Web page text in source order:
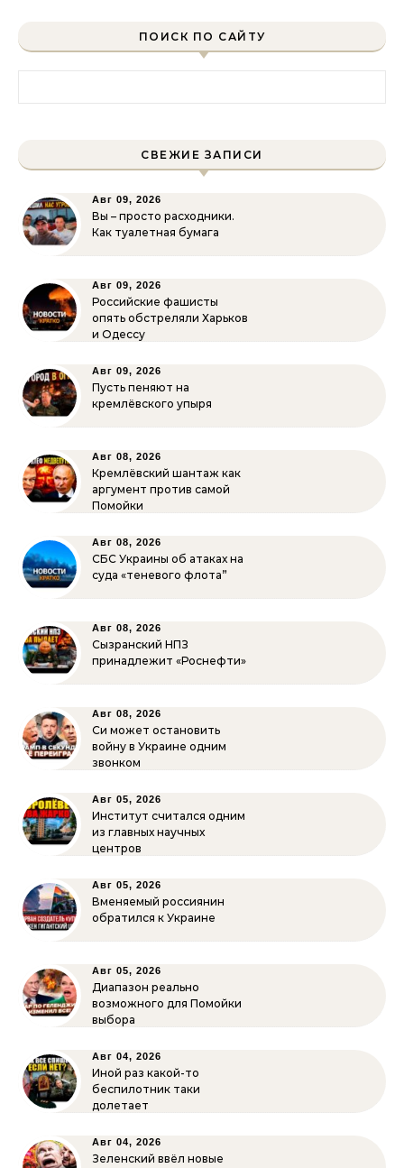
ПОИСК ПО САЙТУ
СВЕЖИЕ ЗАПИСИ
Авг 09, 2026
Вы – просто расходники.
Как туалетная бумага
Авг 09, 2026
Российские фашисты
опять обстреляли Харьков
и Одессу
Авг 09, 2026
Пусть пеняют на
кремлёвского упыря
Авг 08, 2026
Кремлёвский шантаж как
аргумент против самой
Помойки
Авг 08, 2026
СБС Украины об атаках на
суда «теневого флота”
Авг 08, 2026
Сызранский НПЗ
принадлежит «Роснефти»
Авг 08, 2026
Си может остановить
войну в Украине одним
звонком
Авг 05, 2026
Институт считался одним
из главных научных
центров
Авг 05, 2026
Вменяемый россиянин
обратился к Украине
Авг 05, 2026
Диапазон реально
возможного для Помойки
выбора
Авг 04, 2026
Иной раз какой-то
беспилотник таки
долетает
Авг 04, 2026
Зеленский ввёл новые